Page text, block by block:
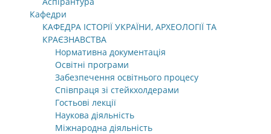
Кафедри
КАФЕДРА ІСТОРІЇ УКРАЇНИ, АРХЕОЛОГІЇ ТА
КРАЄЗНАВСТВА
Нормативна документація
Освітні програми
Забезпечення освітнього процесу
Співпраця зі стейкхолдерами
Гостьові лекції
Наукова діяльність
Міжнародна діяльність